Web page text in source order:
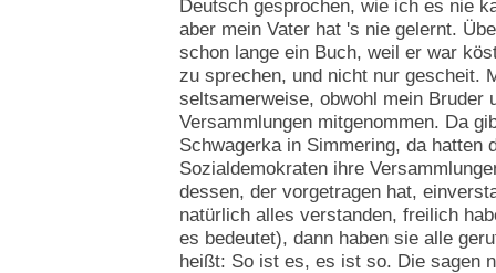
Deutsch gesprochen, wie ich es nie
aber mein Vater hat 's nie gelernt.
schon lange ein Buch, weil er war
zu sprechen, und nicht nur gescheit.
seltsamerweise, obwohl mein Bruder
Versammlungen mitgenommen. Da
Schwagerka in Simmering, da hatten
Sozialdemokraten ihre
dessen, der vorgetragen hat,
natürlich alles verstanden, freilich
es bedeutet), dann haben sie alle
heißt: So ist es, es ist so. Die sagen